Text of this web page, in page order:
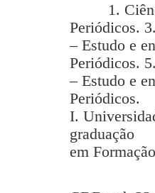
1. Ciência
Periódicos.
– Estudo e
Periódicos.
– Estudo e
Periódicos.
I.
graduação
em